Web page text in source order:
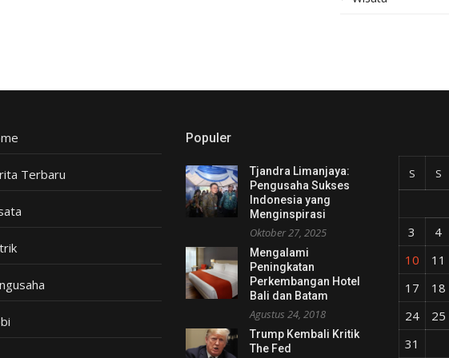
Terbaru
Populer
Tjandra Limanjaya:
Pengusaha Sukses
Indonesia yang
Menginspirasi
Oktober 27, 2025
Mengalami
Peningkatan
Perkembangan Hotel
Bali dan Batam
Agustus 24, 2018
Trump Kembali Kritik
The Fed
S S
3
4
10
11
17
18
24
25
31